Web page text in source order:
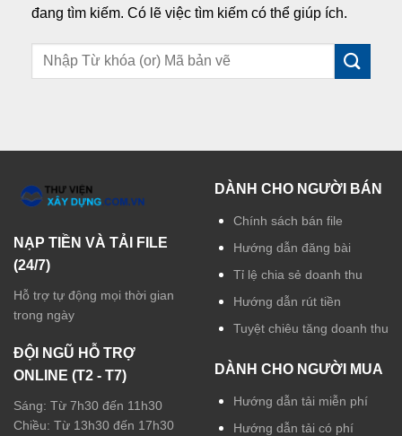
đang tìm kiếm. Có lẽ việc tìm kiếm có thể giúp ích.
NẠP TIỀN VÀ TẢI FILE
(24/7)
Hỗ trợ tự động mọi thời gian
trong ngày
ĐỘI NGŨ HỖ TRỢ
ONLINE (T2 - T7)
Sáng: Từ 7h30 đến 11h30
Chiều: Từ 13h30 đến 17h30
DÀNH CHO NGƯỜI BÁN
Chính sách bán file
Hướng dẫn đăng bài
Tỉ lệ chia sẻ doanh thu
Hướng dẫn rút tiền
Tuyệt chiêu tăng doanh thu
DÀNH CHO NGƯỜI MUA
Hướng dẫn tải miễn phí
Hướng dẫn tải có phí